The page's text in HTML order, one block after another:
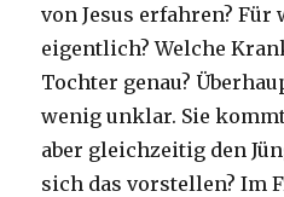
von Jesus erfahren?
eigentlich? Welche
Tochter genau?
wenig unklar. Sie
aber gleichzeitig den
sich das vorstellen? Im